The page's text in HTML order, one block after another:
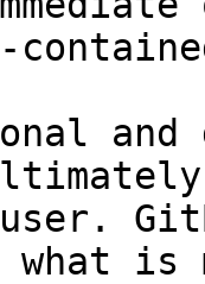
and
what